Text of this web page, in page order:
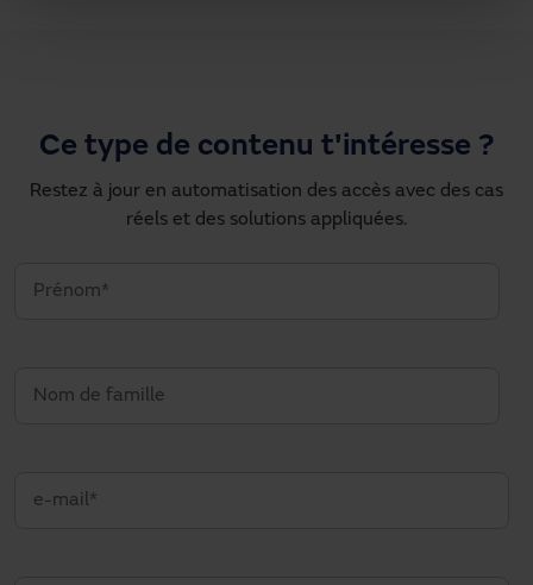
Ce type de contenu t'intéresse ?
Restez à jour en automatisation des accès avec des cas
réels et des solutions appliquées.